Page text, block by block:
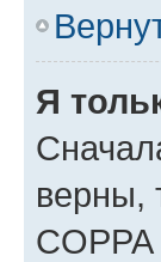
Я
верны,